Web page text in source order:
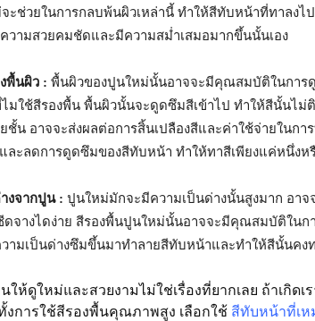
ะช่วยในการกลบพ้นผิวเหล่านี้ ทำให้สีทับหน้าที่ทาลงไ
ความสวยคมชัดและมีความสม่ำเสมอมากขึ้นนั้นเอง
พื้นผิว : พื้นผิวของปูนใหม่นั้นอาจจะมีคุณสมบัติในการ
มใช้สีรองพื้น พื้นผิวนั้นจะดูดซึมสีเข้าไป ทำให้สีนั้นไม่
ชั้น อาจจะส่งผลต่อการสิ้นเปลืองสีและค่าใช้จ่ายในกา
ละลดการดูดซึมของสีทับหน้า ทำให้ทาสีเพียงแค่หนึ่งห
งจากปูน : ปูนใหม่มักจะมีความเป็นด่างนั้นสูงมาก อาจ
จางไดง่าย สีรองพื้นปูนใหม่นั้นอาจจะมีคุณสมบัติในก
ามเป็นด่างซึมขึ้นมาทำลายสีทับหน้าและทำให้สีนั้นคง
ให้ดูใหม่และสวยงามไม่ใช่เรื่องที่ยากเลย ถ้าเกิดเ
งการใช้สีรองพื้นคุณภาพสูง เลือกใช้ สีทับหน้าที่เห